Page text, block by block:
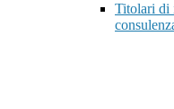
Titolari di